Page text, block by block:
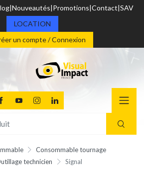
Nouveautés Promotions Contact SAV
LOCATION
un compte / Connexion
Consommable tournage
technicien
Signal